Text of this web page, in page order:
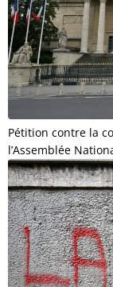
Pétition contre la
l’Assemblée